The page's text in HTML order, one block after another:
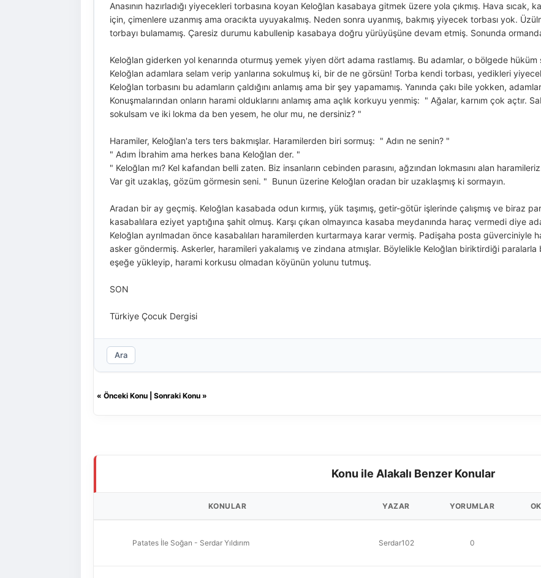
Anasının hazırladığı yiyecekleri torbasına koyan Keloğlan kasabaya gitmek üzere yola çıkmış. Hava
için, çimenlere uzanmış ama oracıkta uyuyakalmış. Neden sonra uyanmış, bakmış yiyecek torbası yok.
torbayı bulamamış. Çaresiz durumu kabullenip kasabaya doğru yürüyüşüne devam etmiş. Sonunda
Keloğlan giderken yol kenarında oturmuş yemek yiyen dört adama rastlamış. Bu adamlar, o bölgede
Keloğlan adamlara selam verip yanlarına sokulmuş ki, bir de ne görsün! Torba kendi torbası, yedikleri
Keloğlan torbasını bu adamların çaldığını anlamış ama bir şey yapamamış. Yanında çakı bile yokken,
Konuşmalarından onların harami olduklarını anlamış ama açlık korkuyu yenmiş: " Ağalar, karnım çok açtır.
sokulsam ve iki lokma da ben yesem, he olur mu, ne dersiniz? "
Haramiler, Keloğlan'a ters ters bakmışlar. Haramilerden biri sormuş: " Adın ne senin? "
" Adım İbrahim ama herkes bana Keloğlan der. "
" Keloğlan mı? Kel kafandan belli zaten. Biz insanların cebinden parasını, ağzından lokmasını alan
Var git uzaklaş, gözüm görmesin seni. " Bunun üzerine Keloğlan oradan bir uzaklaşmış ki sormayın.
Aradan bir ay geçmiş. Keloğlan kasabada odun kırmış, yük taşımış, getir-götür işlerinde çalışmış ve biraz
kasabalılara eziyet yaptığına şahit olmuş. Karşı çıkan olmayınca kasaba meydanında haraç vermedi diye
Keloğlan ayrılmadan önce kasabalıları haramilerden kurtarmaya karar vermiş. Padişaha posta güverciniyle
asker göndermiş. Askerler, haramileri yakalamış ve zindana atmışlar. Böylelikle Keloğlan biriktirdiği paralarla
eşeğe yükleyip, harami korkusu olmadan köyünün yolunu tutmuş.
SON
Türkiye Çocuk Dergisi
Ara
« Önceki Konu Sonraki Konu »
Konu ile Alakalı Benzer Konular
KONULAR YAZAR YORUMLAR
Patates İle Soğan - Serdar Yıldırım Serdar102 0